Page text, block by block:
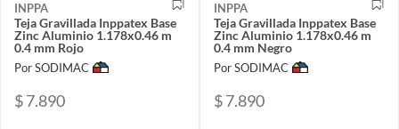
INPPA
Teja Gravillada Inppatex Base
Zinc Aluminio 1.178x0.46 m
0.4 mm Rojo
Por SODIMAC
$ 7.890
INPPA
Teja Gravillada Inppatex Base
Zinc Aluminio 1.178x0.46 m
0.4 mm Negro
Por SODIMAC
$ 7.890